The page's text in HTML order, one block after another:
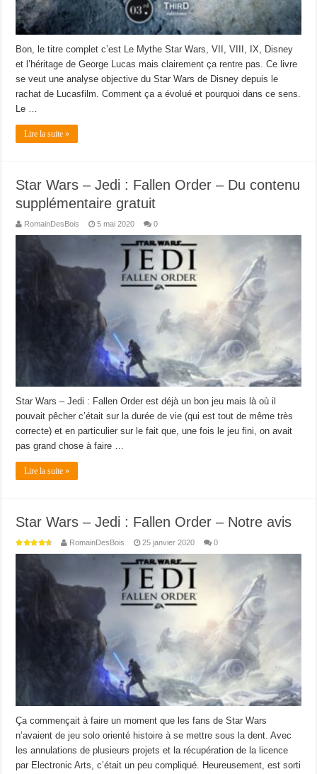
Bon, le titre complet c’est Le Mythe Star Wars, VII, VIII, IX, Disney
et l’héritage de George Lucas mais clairement ça rentre pas. Ce livre
se veut une analyse objective du Star Wars de Disney depuis le
rachat de Lucasfilm. Comment ça a évolué et pourquoi dans ce sens.
Le …
Lire la suite »
Star Wars – Jedi : Fallen Order – Du contenu
supplémentaire gratuit
RomainDesBois 5 mai 2020 0
Star Wars – Jedi : Fallen Order est déjà un bon jeu mais là où il
pouvait pêcher c’était sur la durée de vie (qui est tout de même très
correcte) et en particulier sur le fait que, une fois le jeu fini, on avait
pas grand chose à faire …
Lire la suite »
Star Wars – Jedi : Fallen Order – Notre avis
RomainDesBois 25 janvier 2020 0
Ça commençait à faire un moment que les fans de Star Wars
n’avaient de jeu solo orienté histoire à se mettre sous la dent. Avec
les annulations de plusieurs projets et la récupération de la licence
par Electronic Arts, c’était un peu compliqué. Heureusement, est sorti